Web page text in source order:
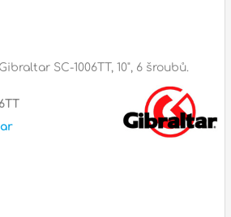
SC-1006TT, 10", 6 šroubů.